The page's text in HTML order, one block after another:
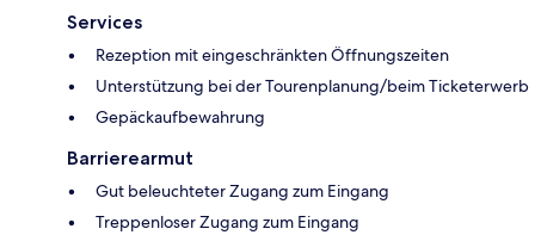
Services
Rezeption mit eingeschränkten Öffnungszeiten
Unterstützung bei der Tourenplanung/beim Ticketerwerb
Gepäckaufbewahrung
Barrierearmut
Gut beleuchteter Zugang zum Eingang
Treppenloser Zugang zum Eingang